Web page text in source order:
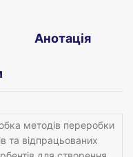
Анотація
методів переробки
та відпрацьованих